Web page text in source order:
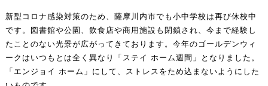
新型コロナ感染対策のため、薩摩川内市でも小中学校は再び休校中
です。図書館や公園、飲食店や商用施設も閉鎖され、今まで経験し
たことのない光景が広がってきております。今年のゴールデンウィ
ークはいつもとは全く異なり「ステイ ホーム週間」となりました。
「エンジョイ ホーム」にして、ストレスをため込まないようにした